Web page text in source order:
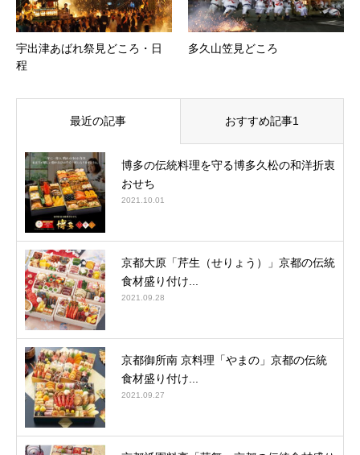
宇出津あばれ祭見どころ・日
程
多久山笠見どころ
最近の記事 おすすめ記事1
博多の伝統料理を守る博多久松の和洋折衷
おせち
2021.10.01
京都大原「芹生（せりょう）」京都の伝統
食材盛り付け...
2021.09.28
京都御所南 京料理「やまの」京都の伝統
食材盛り付け...
2021.09.27